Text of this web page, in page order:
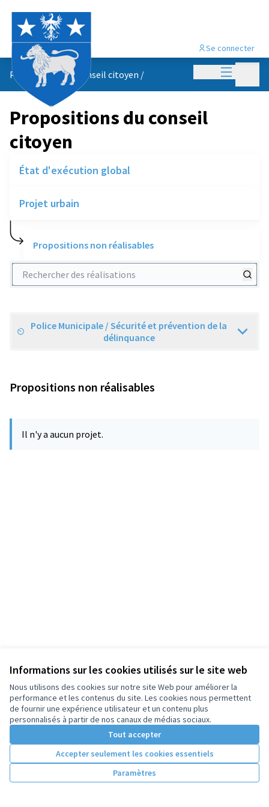
Informations sur les cookies utilisés sur le site web
Nous utilisons des cookies sur notre site Web pour améliorer la
performance et les contenus du site. Les cookies nous permettent
de fournir une expérience utilisateur et un contenu plus
personnalisés à partir de nos canaux de médias sociaux.
Tout accepter
Accepter seulement les cookies essentiels
Paramètres
Menu
Se connecter
Propositions du conseil citoyen /
Propositions du conseil
citoyen
État d'exécution global
Projet urbain
Propositions non réalisables
Rechercher des réalisations
Scope
Police Municipale / Sécurité et prévention de la
délinquance
Propositions non réalisables
Il n'y a aucun projet.